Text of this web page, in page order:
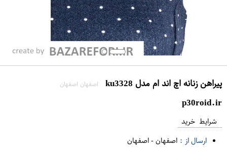
پیراهن زنانه اچ اند ام مدل ku3328 اصفهان اصفهان
p30roid.ir
شرایط خرید
ارسال از : اصفهان-اصفهان